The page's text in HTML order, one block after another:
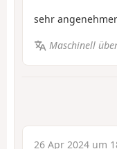
sehr
Maschinell
26 Apr 2024 um